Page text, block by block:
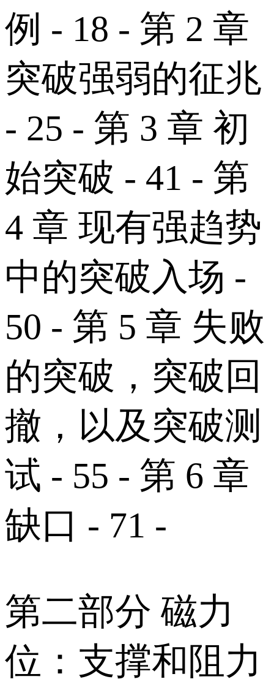
例 - 18 - 第 2 章
突破强弱的征兆
- 25 - 第 3 章 初
始突破 - 41 - 第
4 章 现有强趋势
中的突破入场 -
50 - 第 5 章 失败
的突破，突破回
撤，以及突破测
试 - 55 - 第 6 章
缺口 - 71 -
第二部分 磁力
位：支撑和阻力